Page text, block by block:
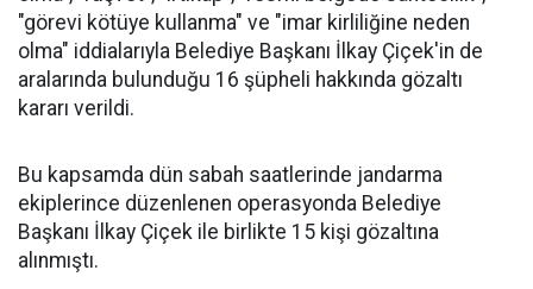
"görevi kötüye kullanma" ve "imar kirliliğine neden
olma" iddialarıyla Belediye Başkanı İlkay Çiçek'in de
aralarında bulunduğu 16 şüpheli hakkında gözaltı
kararı verildi.
Bu kapsamda dün sabah saatlerinde jandarma
ekiplerince düzenlenen operasyonda Belediye
Başkanı İlkay Çiçek ile birlikte 15 kişi gözaltına
alınmıştı.